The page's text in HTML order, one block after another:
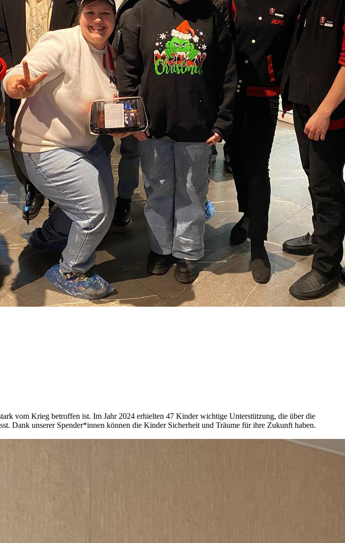
vom Krieg betroffen ist. Im Jahr 2024 erhielten 47 Kinder wichtige Unterstützung, die über die
Dank unserer Spender*innen können die Kinder Sicherheit und Träume für ihre Zukunft haben.